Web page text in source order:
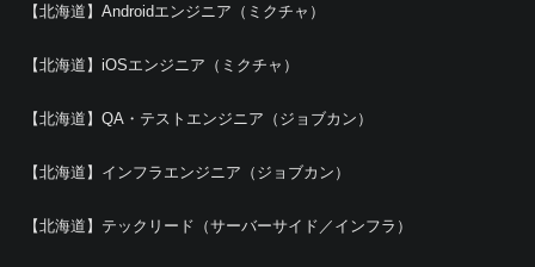
【北海道】Androidエンジニア（ミクチャ）
【北海道】iOSエンジニア（ミクチャ）
【北海道】QA・テストエンジニア（ジョブカン）
【北海道】インフラエンジニア（ジョブカン）
【北海道】テックリード（サーバーサイド／インフラ）